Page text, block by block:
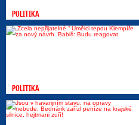
POLITIKA
POLITIKA